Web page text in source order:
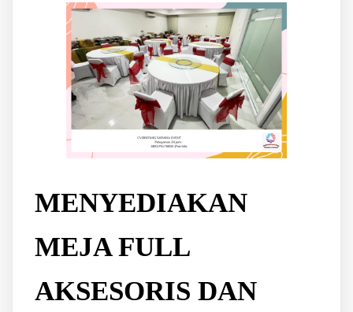
MENYEDIAKAN
MEJA FULL
AKSESORIS DAN